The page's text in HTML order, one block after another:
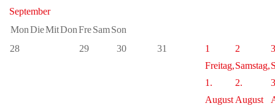
September
MonDieMitDonFreSamSon
28
29 30 31
1
Freitag,
1.
August
2
Samstag,
2.
August
3